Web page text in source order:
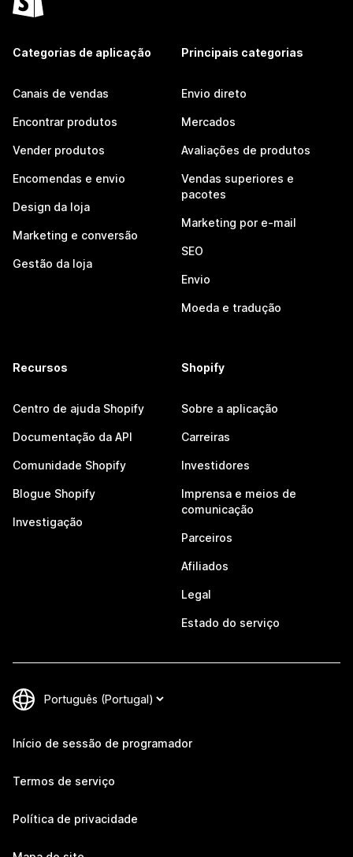
Categorias de aplicação
Canais de vendas
Encontrar produtos
Vender produtos
Encomendas e envio
Design da loja
Marketing e conversão
Gestão da loja
Principais categorias
Envio direto
Mercados
Avaliações de produtos
Vendas superiores e
pacotes
Marketing por e-mail
SEO
Envio
Moeda e tradução
Recursos
Centro de ajuda Shopify
Documentação da API
Comunidade Shopify
Blogue Shopify
Investigação
Shopify
Sobre a aplicação
Carreiras
Investidores
Imprensa e meios de
comunicação
Parceiros
Afiliados
Legal
Estado do serviço
Início de sessão de programador
Termos de serviço
Política de privacidade